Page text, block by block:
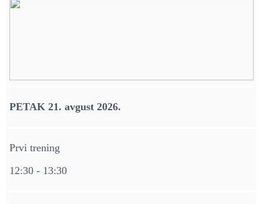
PETAK 21. avgust 2026.
Prvi trening
12:30 - 13:30